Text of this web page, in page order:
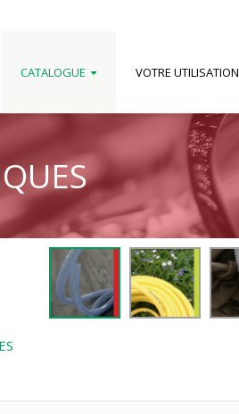
CATALOGUE VOTRE UTILISATION